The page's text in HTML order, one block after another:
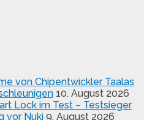
von Chipentwickler Taalas
10. August 2026
Lock im Test – Testsieger
vor Nuki 9. August 2026